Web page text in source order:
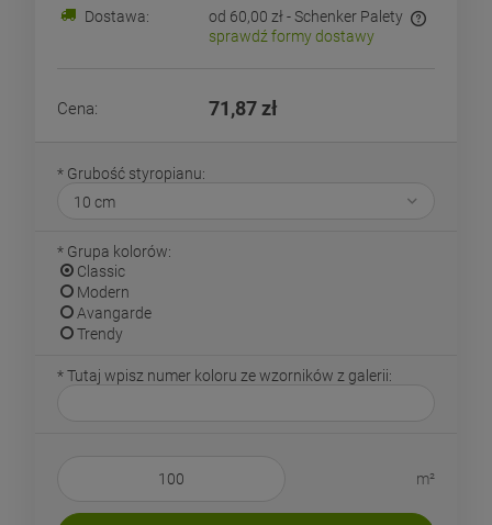
Dostawa:
od 60,00 zł - Schenker Palety
Cena nie zawiera ewentualnych kosztów płatności
sprawdź formy dostawy
Cena: 71,87 zł
* Grubość styropianu:
* Grupa kolorów:
Classic
Modern
Avangarde
Trendy
*Tutaj wpisz numer koloru ze wzorników z galerii:
m²